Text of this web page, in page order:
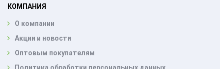
КОМПАНИЯ
О компании
Акции и новости
Оптовым покупателям